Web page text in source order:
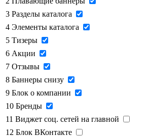
3 Разделы каталога
4 Элементы каталога
5 Тизеры
6 Акции
7 Отзывы
8 Баннеры снизу
9 Блок о компании
10 Бренды
11 Виджет соц. сетей на главной
12 Блок ВКонтакте